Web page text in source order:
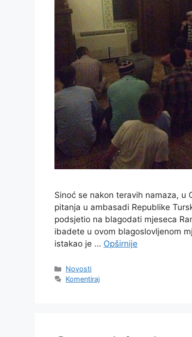
Sinoć se nakon teravih namaza, u
pitanja u ambasadi Republike
podsjetio na blagodati mjeseca
ibadete u ovom blagoslovljenom
istakao je … Opširnije
Kategorije
Novosti
Komentiraj